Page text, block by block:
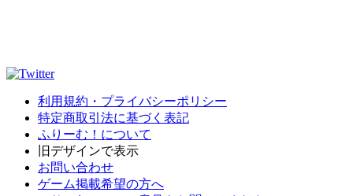
利用規約・プライバシーポリシー
特定商取引法に基づく表記
ふりーむ！について
旧デザインで表示
お問い合わせ
ゲーム掲載希望の方へ